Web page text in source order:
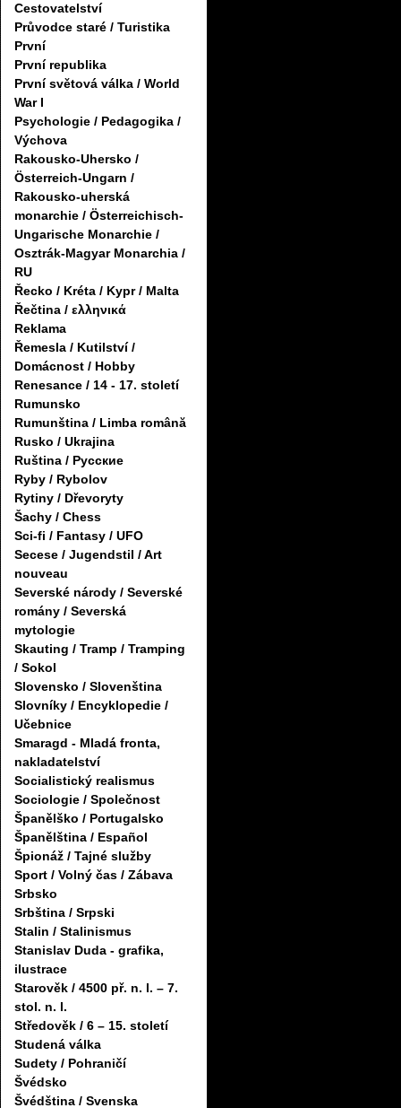
Cestovatelství
Průvodce staré / Turistika
První
První republika
První světová válka / World
War I
Psychologie / Pedagogika /
Výchova
Rakousko-Uhersko /
Österreich-Ungarn /
Rakousko-uherská
monarchie / Österreichisch-
Ungarische Monarchie /
Osztrák-Magyar Monarchia /
RU
Řecko / Kréta / Kypr / Malta
Řečtina / ελληνικά
Reklama
Řemesla / Kutilství /
Domácnost / Hobby
Renesance / 14 - 17. století
Rumunsko
Rumunština / Limba română
Rusko / Ukrajina
Ruština / Русские
Ryby / Rybolov
Rytiny / Dřevoryty
Šachy / Chess
Sci-fi / Fantasy / UFO
Secese / Jugendstil / Art
nouveau
Severské národy / Severské
romány / Severská
mytologie
Skauting / Tramp / Tramping
/ Sokol
Slovensko / Slovenština
Slovníky / Encyklopedie /
Učebnice
Smaragd - Mladá fronta,
nakladatelství
Socialistický realismus
Sociologie / Společnost
Španělško / Portugalsko
Španělština / Español
Špionáž / Tajné služby
Sport / Volný čas / Zábava
Srbsko
Srbština / Srpski
Stalin / Stalinismus
Stanislav Duda - grafika,
ilustrace
Starověk / 4500 př. n. l. – 7.
stol. n. l.
Středověk / 6 – 15. století
Studená válka
Sudety / Pohraničí
Švédsko
Švédština / Svenska